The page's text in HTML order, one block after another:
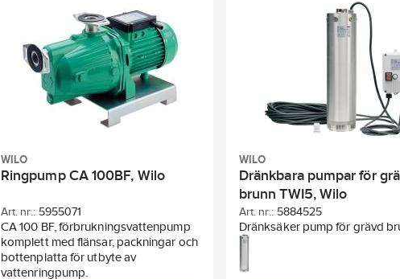
WILO
Ringpump CA 100BF, Wilo
Art. nr.: 5955071
CA 100 BF, förbrukningsvattenpump
komplett med flänsar, packningar och
bottenplatta för utbyte av
vattenringpump.
WILO
Dränkbara pumpar för
brunn TWI5, Wilo
Art. nr.: 5884525
Dränksäker pump för grävd